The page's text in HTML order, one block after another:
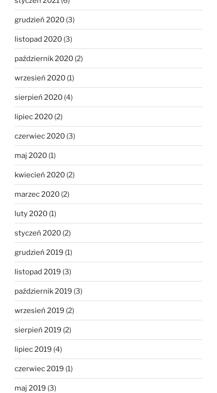
grudzień 2020 (3)
listopad 2020 (3)
październik 2020 (2)
wrzesień 2020 (1)
sierpień 2020 (4)
lipiec 2020 (2)
czerwiec 2020 (3)
maj 2020 (1)
kwiecień 2020 (2)
marzec 2020 (2)
luty 2020 (1)
styczeń 2020 (2)
grudzień 2019 (1)
listopad 2019 (3)
październik 2019 (3)
wrzesień 2019 (2)
sierpień 2019 (2)
lipiec 2019 (4)
czerwiec 2019 (1)
maj 2019 (3)